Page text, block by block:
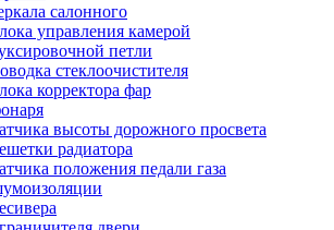
салонного
управления камерой
петли
стеклоочистителя
корректора фар
высоты дорожного просвета
радиатора
положения педали газа